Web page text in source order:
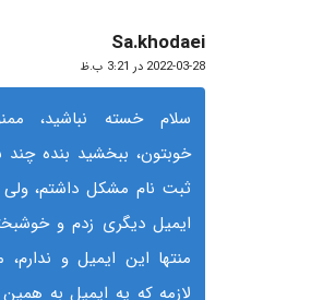
Sa.khodaei
گفته:
2022-03-28 در 3:21 ب.ظ
سلام خسته نباشید،
خوبتون، ببخشید بنده چند
ثبت نام مشکل داشتم، ولی
ایمیل دیگری زدم و
منتها این ایمیل و ندارم،
لازمه که یه ایمیل به